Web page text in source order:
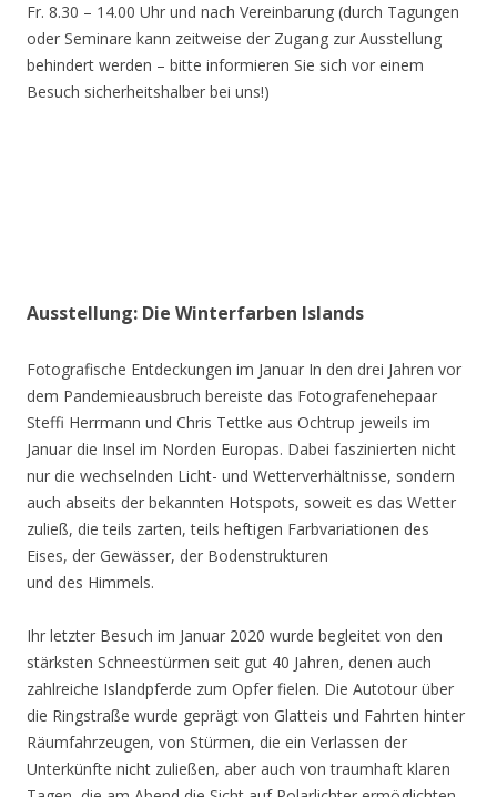
Fr. 8.30 – 14.00 Uhr und nach Vereinbarung (durch Tagungen
oder Seminare kann zeitweise der Zugang zur Ausstellung
behindert werden – bitte informieren Sie sich vor einem
Besuch sicherheitshalber bei uns!)
Ausstellung: Die Winterfarben Islands
Fotografische Entdeckungen im Januar In den drei Jahren vor
dem Pandemieausbruch bereiste das Fotografenehepaar
Steffi Herrmann und Chris Tettke aus Ochtrup jeweils im
Januar die Insel im Norden Europas. Dabei faszinierten nicht
nur die wechselnden Licht- und Wetterverhältnisse, sondern
auch abseits der bekannten Hotspots, soweit es das Wetter
zuließ, die teils zarten, teils heftigen Farbvariationen des
Eises, der Gewässer, der Bodenstrukturen
und des Himmels.
Ihr letzter Besuch im Januar 2020 wurde begleitet von den
stärksten Schneestürmen seit gut 40 Jahren, denen auch
zahlreiche Islandpferde zum Opfer fielen. Die Autotour über
die Ringstraße wurde geprägt von Glatteis und Fahrten hinter
Räumfahrzeugen, von Stürmen, die ein Verlassen der
Unterkünfte nicht zuließen, aber auch von traumhaft klaren